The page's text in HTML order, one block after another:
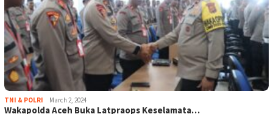
TNI & POLRI March 2, 2024
Wakapolda Aceh Buka Latpraops Keselamata…